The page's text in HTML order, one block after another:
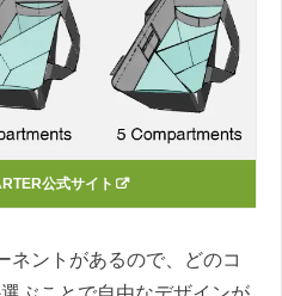
公式サイト
ネントがあるので、どのコ